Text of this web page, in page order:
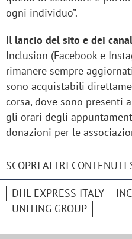
ogni individuo”.
Il lancio del sito e dei
Inclusion (Facebook e
rimanere sempre
sono acquistabili
corsa, dove sono presenti
gli orari degli
donazioni per le
SCOPRI ALTRI CONTENUTI
DHL EXPRESS ITALY
UNITING GROUP